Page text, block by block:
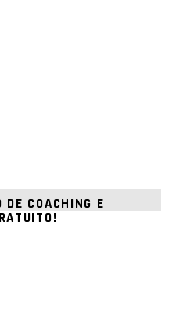
DE COACHING E